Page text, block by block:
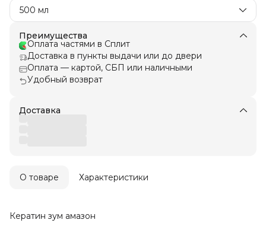
500 мл
Преимущества
Оплата частями в Сплит
Доставка в пункты выдачи или до двери
Оплата — картой, СБП или наличными
Удобный возврат
Доставка
О товаре Характеристики
Кератин зум амазон